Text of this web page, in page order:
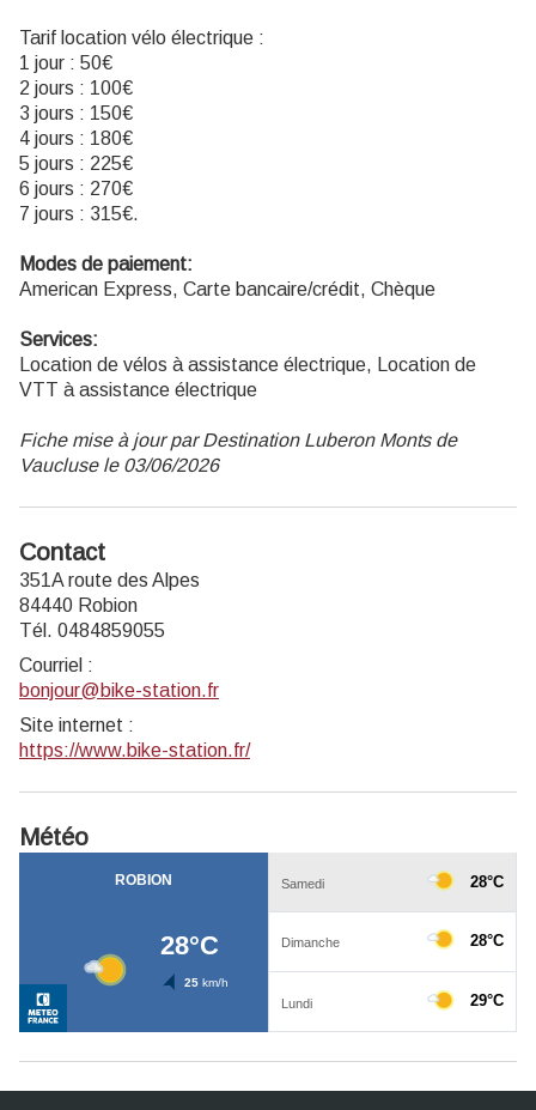
Tarif location vélo électrique :
1 jour : 50€
2 jours : 100€
3 jours : 150€
4 jours : 180€
5 jours : 225€
6 jours : 270€
7 jours : 315€.
Modes de paiement:
American Express, Carte bancaire/crédit, Chèque
Services:
Location de vélos à assistance électrique, Location de
VTT à assistance électrique
Fiche mise à jour par Destination Luberon Monts de
Vaucluse le 03/06/2026
Contact
351A route des Alpes
84440 Robion
Tél. 0484859055
Courriel :
bonjour@bike-station.fr
Site internet :
https://www.bike-station.fr/
Météo